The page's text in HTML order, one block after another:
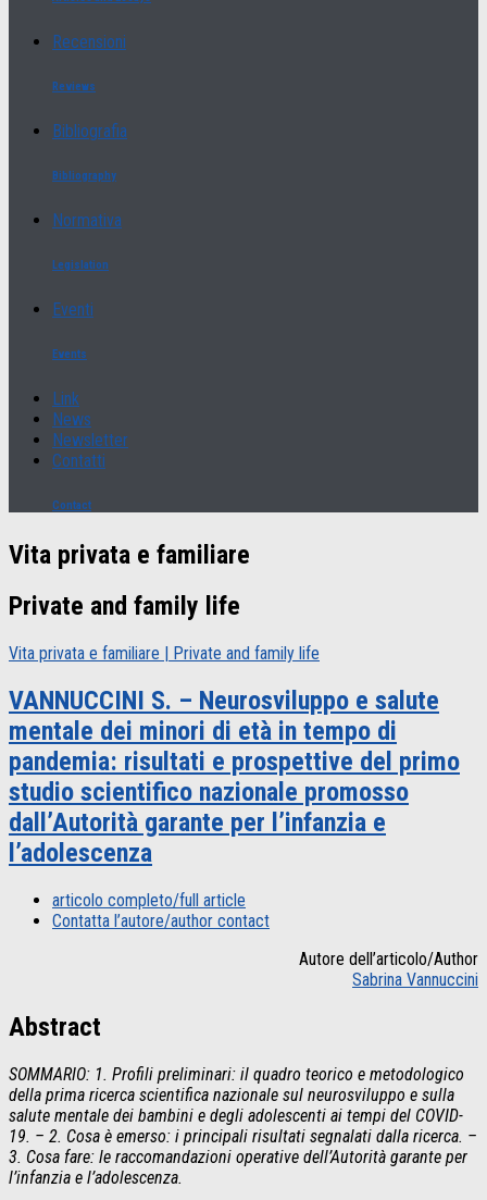
Recensioni
Reviews
Bibliografia
Bibliography
Normativa
Legislation
Eventi
Events
Link
News
Newsletter
Contatti
Contact
Vita privata e familiare
Private and family life
Vita privata e familiare | Private and family life
VANNUCCINI S. – Neurosviluppo e salute
mentale dei minori di età in tempo di
pandemia: risultati e prospettive del primo
studio scientifico nazionale promosso
dall’Autorità garante per l’infanzia e
l’adolescenza
articolo completo/full article
Contatta l’autore/author contact
Autore dell’articolo/Author
Sabrina Vannuccini
Abstract
SOMMARIO: 1. Profili preliminari: il quadro teorico e metodologico
della prima ricerca scientifica nazionale sul neurosviluppo e sulla
salute mentale dei bambini e degli adolescenti ai tempi del COVID-
19. – 2. Cosa è emerso: i principali risultati segnalati dalla ricerca. –
3. Cosa fare: le raccomandazioni operative dell’Autorità garante per
l’infanzia e l’adolescenza.